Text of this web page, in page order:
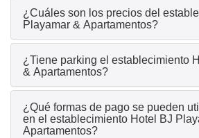
¿Cuáles son los precios del
Playamar & Apartamentos?
¿Tiene parking el establecimiento
& Apartamentos?
¿Qué formas de pago se pueden
en el establecimiento Hotel BJ
Apartamentos?